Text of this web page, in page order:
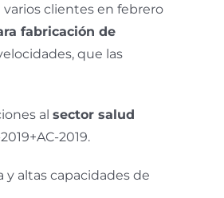
clientes en febrero
fabricación de
que las
al sector salud
2019.
altas capacidades de